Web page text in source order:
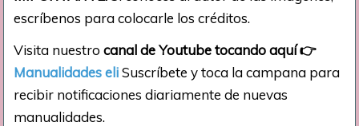
escríbenos para colocarle los créditos.
Visita nuestrocanal de Youtube tocando aquí👉
Manualidades eliSuscríbete y toca la campana para
recibir notificaciones diariamente de nuevas
manualidades.